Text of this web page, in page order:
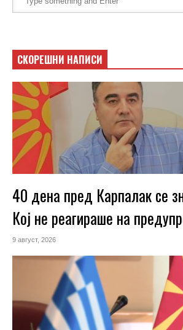
СКОРЕШНИ НАПИСИ
40 дена пред Карпалак се
Кој не реагираше на
9 август, 2026